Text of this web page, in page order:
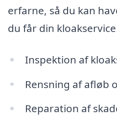
erfarne, så du kan
du får din
Inspektion af
Rensning af afløb
Reparation af